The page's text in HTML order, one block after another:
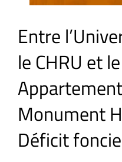
Entre
le CHRU et
Monument
Déficit